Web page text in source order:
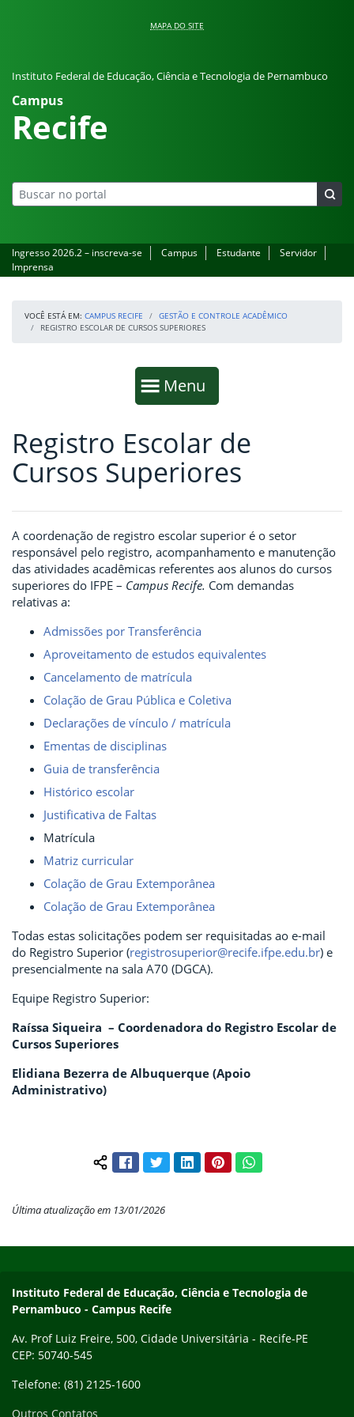
MAPA DO SITE
Instituto Federal de Educação, Ciência e Tecnologia de Pernambuco
Campus
Recife
Ingresso 2026.2 – inscreva-se Campus Estudante
Servidor
Imprensa
VOCÊ ESTÁ EM: CAMPUS RECIFE
GESTÃO E CONTROLE ACADÊMICO
REGISTRO ESCOLAR DE CURSOS SUPERIORES
Mostrar
Menu
Fim da navegação
Início do conteúdo
Registro Escolar de
Cursos Superiores
A coordenação de registro escolar superior é o setor
responsável pelo registro, acompanhamento e manutenção
das atividades acadêmicas referentes aos alunos do cursos
superiores do IFPE – Campus Recife. Com demandas
relativas a:
Admissões por Transferência
Aproveitamento de estudos equivalentes
Cancelamento de matrícula
Colação de Grau Pública e Coletiva
Declarações de vínculo / matrícula
Ementas de disciplinas
Guia de transferência
Histórico escolar
Justificativa de Faltas
Matrícula
Matriz curricular
Colação de Grau Extemporânea
Colação de Grau Extemporânea
Todas estas solicitações podem ser requisitadas ao e-mail
do Registro Superior (registrosuperior@recife.ifpe.edu.br) e
presencialmente na sala A70 (DGCA).
Equipe Registro Superior:
Raíssa Siqueira – Coordenadora do Registro Escolar de
Cursos Superiores
Elidiana Bezerra de Albuquerque (Apoio
Administrativo)
Compartilhar conteúdo:
FacebookTwitterLinkedInPinterestWhatsApp
Última atualização em 13/01/2026
Instituto Federal de Educação, Ciência e Tecnologia de
Pernambuco - Campus Recife
Av. Prof Luiz Freire, 500, Cidade Universitária - Recife-PE
CEP: 50740-545
Telefone: (81) 2125-1600
Outros Contatos